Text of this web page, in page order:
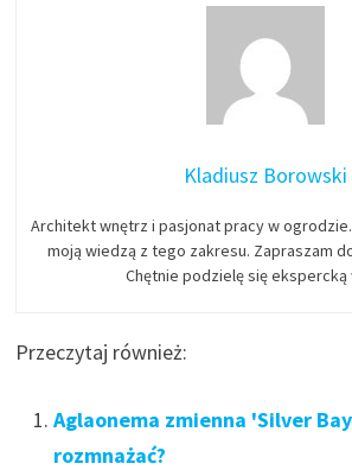
Kladiusz Borowski
Architekt wnętrz i pasjonat pracy w
moją wiedzą z tego zakresu. Zapraszam
Chętnie podzielę się ekspercką
Przeczytaj również:
Aglaonema zmienna 'Silver
rozmnażać?